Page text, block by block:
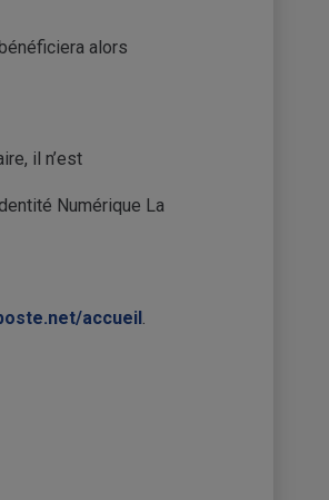
alors
il n’est
Numérique La
accueil